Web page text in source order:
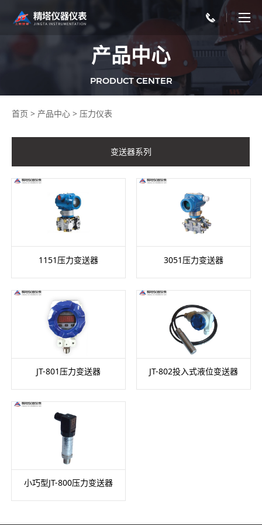
产品中心
PRODUCT CENTER
首页 > 产品中心 > 压力仪表
变送器系列
1151压力变送器 3051压力变送器
JT-801压力变送器 JT-802投入式液位变送器
小巧型JT-800压力变送器